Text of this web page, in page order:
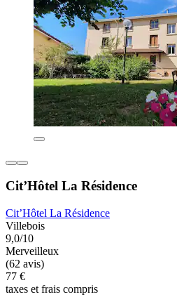
Cit’Hôtel La Résidence
Cit’Hôtel La Résidence
Villebois
9,0/10
Merveilleux
(62 avis)
77 €
taxes et frais compris